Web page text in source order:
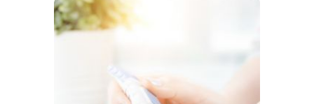
2025.11.25 夜間外来のお知らせ
インフルエンザワクチンのお知
2026.5.28
GLP-1受容体作動薬とは｜糖尿病・肥満治